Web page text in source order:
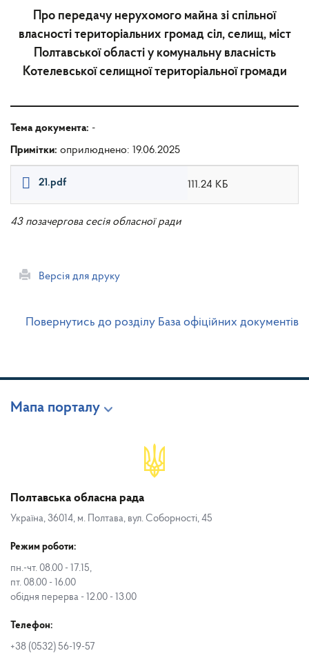
Про передачу нерухомого майна зі спільної
власності територіальних громад сіл, селищ, міст
Полтавської області у комунальну власність
Котелевської селищної територіальної громади
Тема документа: -
Примітки: оприлюднено: 19.06.2025
21.pdf 111.24 КБ
43 позачергова сесія обласної ради
Версія для друку
Повернутись до розділу База офіційних документів
Мапа порталу
Полтавська обласна рада
Україна, 36014, м. Полтава, вул. Соборності, 45
Режим роботи:
пн.-чт. 08.00 - 17.15,
пт. 08.00 - 16.00
обідня перерва - 12.00 - 13.00
Телефон:
+38 (0532) 56-19-57